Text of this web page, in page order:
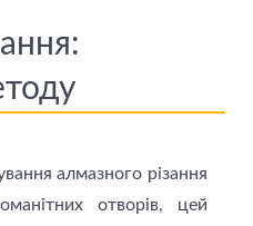
алмазного різання
отворів, цей